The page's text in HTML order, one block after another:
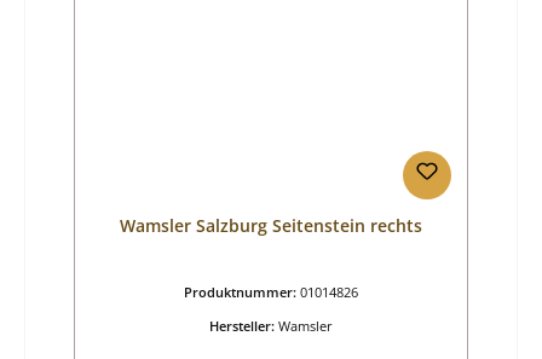
Wamsler Salzburg Seitenstein rechts
Produktnummer: 01014826
Hersteller: Wamsler